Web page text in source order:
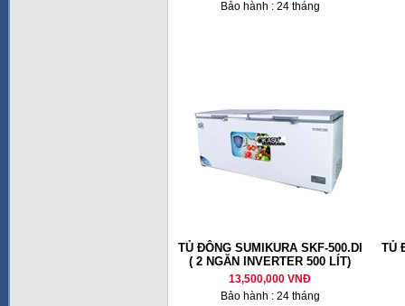
Bảo hành : 24 tháng
TỦ ĐÔNG SUMIKURA SKF-500.DI
( 2 NGĂN INVERTER 500 LÍT)
13,500,000 VNĐ
Bảo hành : 24 tháng
TỦ